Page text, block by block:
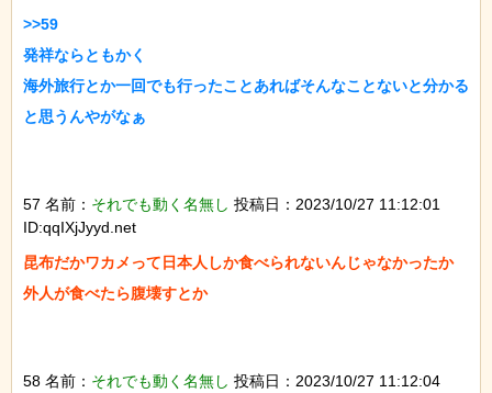
>>59
発祥ならともかく
海外旅行とか一回でも行ったことあればそんなことないと分かる
と思うんやがなぁ
57 名前： それでも動く名無し 投稿日：2023/10/27 11:12:01
ID:qqIXjJyyd.net
昆布だかワカメって日本人しか食べられないんじゃなかったか
外人が食べたら腹壊すとか
58 名前： それでも動く名無し 投稿日：2023/10/27 11:12:04